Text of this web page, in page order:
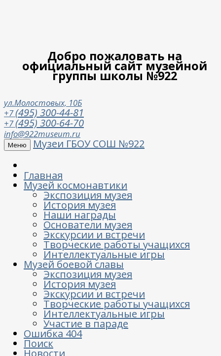
Добро пожаловать на
официальный сайт музейной
группы школы №922
ул.Молостовых, 10Б
+7(495) 300-44-81
+7(495) 300-64-70
info@922museum.ru
Меню Музеи ГБОУ СОШ №922
Главная
Музей космонавтики
Экспозиция музея
История музея
Наши награды
Основатели музея
Экскурсии и встречи
Творческие работы учащихся
Интеллектуальные игры
Музей боевой славы
Экспозиция музея
История музея
Экскурсии и встречи
Творческие работы учащихся
Интеллектуальные игры
Участие в параде
Ошибка 404
Поиск
Новости